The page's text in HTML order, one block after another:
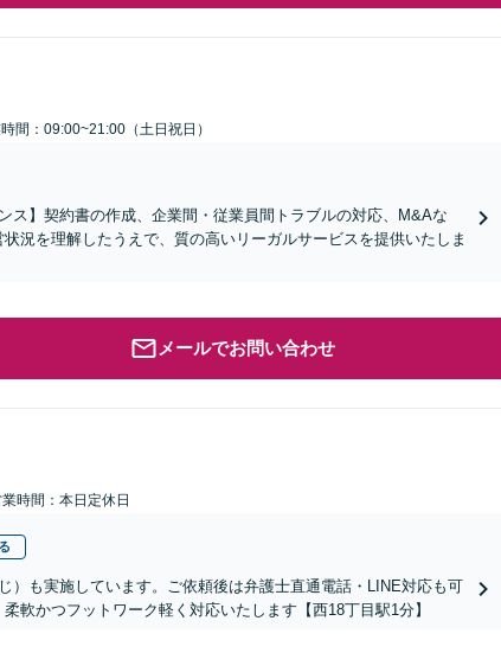
間：09:00~21:00（土日祝日）
ス】契約書の作成、企業間・従業員間トラブルの対応、M&Aな
況を理解したうえで、質の高いリーガルサービスを提供いたしま
メールでお問い合わせ
時間：本日定休日
）も実施しています。ご依頼後は弁護士直通電話・LINE対応も可
軟かつフットワーク軽く対応いたします【西18丁目駅1分】